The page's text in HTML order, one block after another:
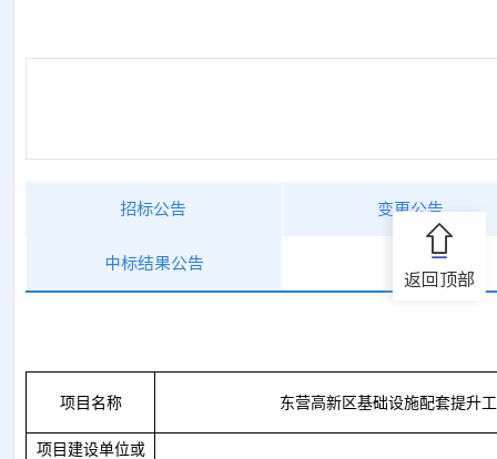
返回顶部
招标公告 变更公告
中标结果公告
项目名称 东营高新区基础设施配套提升
项目建设单位或